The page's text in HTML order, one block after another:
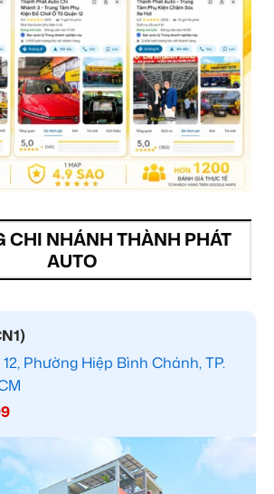
CHI NHÁNH THÀNH PHÁT
AUTO
Phường Hiệp Bình Chánh, TP.